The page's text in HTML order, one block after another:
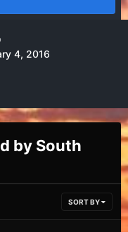
4, 2016
by South
SORT BY